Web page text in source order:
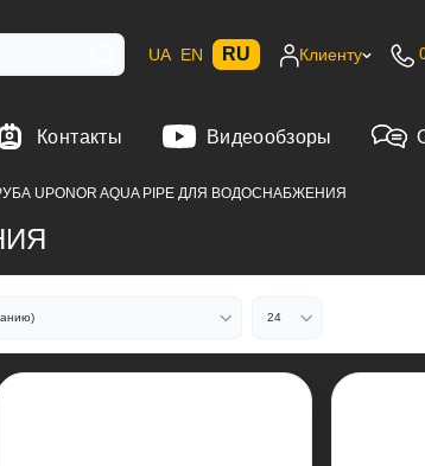
UA EN RU Клиенту
Контакты Видеообзоры
UPONOR AQUA PIPE ДЛЯ ВОДОСНАБЖЕНИЯ